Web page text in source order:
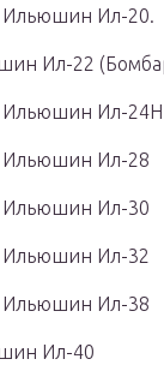
Ильюшин Ил-20.
Ил-22
Ильюшин Ил-24Н
Ильюшин Ил-28
Ильюшин Ил-30
Ильюшин Ил-32
Ильюшин Ил-38
Ил-40